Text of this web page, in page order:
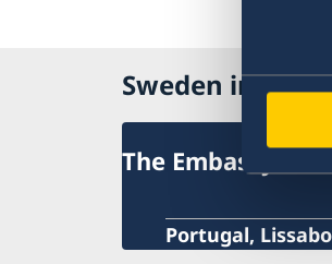
Sweden in
The Embassy
Portugal,